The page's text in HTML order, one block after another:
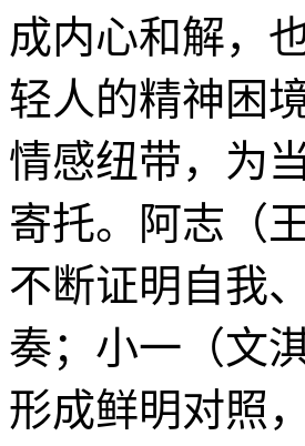
成内心和解，
轻人的精神困
情感纽带，为
寄托。阿志（
不断证明自我
奏；小一（文
形成鲜明对照